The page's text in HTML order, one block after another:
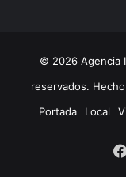
© 2026 Agencia
reservados.
Portada
Local